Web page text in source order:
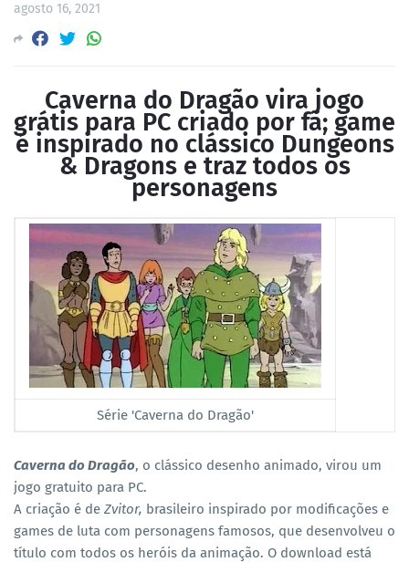
agosto 16, 2021
Caverna do Dragão vira jogo
grátis para PC criado por fã; game
é inspirado no clássico Dungeons
& Dragons e traz todos os
personagens
Série 'Caverna do Dragão'
Caverna do Dragão, o clássico desenho animado, virou um
jogo gratuito para PC.
A criação é de Zvitor, brasileiro inspirado por modificações e
games de luta com personagens famosos, que desenvolveu o
título com todos os heróis da animação. O download está